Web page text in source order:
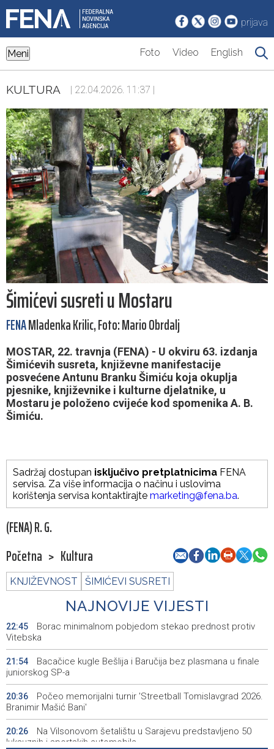
prijava
Meni Foto Video English
KULTURA | 22.04.2026. 11:37 |
Šimićevi susreti u Mostaru
FENAMladenka Krilic, Foto: Mario Obrdalj
MOSTAR, 22. travnja (FENA) - U okviru 63. izdanja
Šimićevih susreta, književne manifestacije
posvećene Antunu Branku Šimiću koja okuplja
pjesnike, književnike i kulturne djelatnike, u
Mostaru je položeno cvijeće kod spomenika A. B.
Šimiću.
Sadržaj dostupan isključivo pretplatnicima FENA
servisa. Za više informacija o načinu i uslovima
korištenja servisa kontaktirajte marketing@fena.ba.
(FENA) R. G.
Početna > Kultura
KNJIŽEVNOST ŠIMIĆEVI SUSRETI
NAJNOVIJE VIJESTI
22:45
Borac minimalnom pobjedom stekao prednost protiv
Vitebska
21:54
Bacačice kugle Bešlija i Baručija bez plasmana u finale
juniorskog SP-a
20:36
Počeo memorijalni turnir 'Streetball Tomislavgrad 2026.
Branimir Mašić Bani'
20:26
Na Vilsonovom šetalištu u Sarajevu predstavljeno 50
luksuznih i sportskih automobila